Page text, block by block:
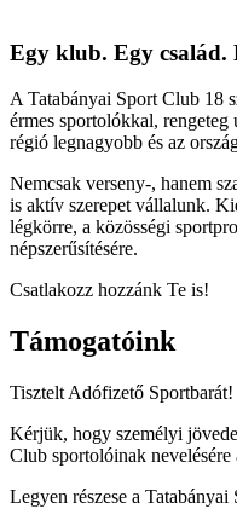
Egy klub. Egy család.
A Tatabányai Sport Club 18
érmes sportolókkal, rengeteg
régió legnagyobb és az
Nemcsak verseny-, hanem
is aktív szerepet vállalunk.
légkörre, a közösségi
népszerűsítésére.
Csatlakozz hozzánk Te is!
Támogatóink
Tisztelt Adófizető Sportbarát!
Kérjük, hogy személyi
Club sportolóinak nevelésére
Legyen részese a